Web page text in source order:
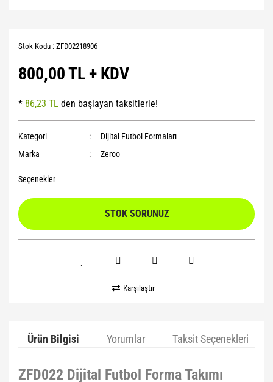
Stok Kodu : ZFD02218906
800,00 TL + KDV
* 86,23 TL den başlayan taksitlerle!
Kategori
Dijital Futbol Formaları
Marka
Zeroo
Seçenekler
STOK SORUNUZ
Karşılaştır
Ürün Bilgisi Yorumlar Taksit Seçenekleri
ZFD022 Dijital Futbol Forma Takımı